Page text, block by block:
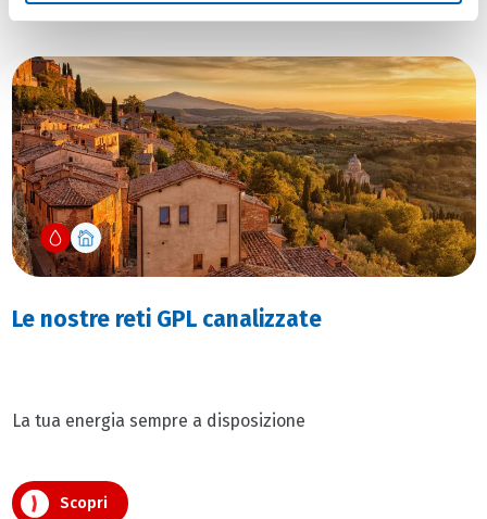
Le nostre reti GPL canalizzate
La tua energia sempre a disposizione
Scopri